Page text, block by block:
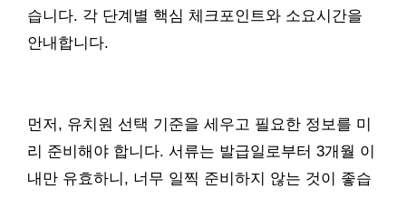
습니다. 각 단계별 핵심 체크포인트와 소요시간을
안내합니다.
먼저, 유치원 선택 기준을 세우고 필요한 정보를 미
리 준비해야 합니다. 서류는 발급일로부터 3개월 이
내만 유효하니, 너무 일찍 준비하지 않는 것이 좋습